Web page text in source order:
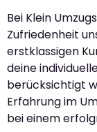
Bei Klein
Zufriedenheit
erstklassigen
deine
berücksichtigt
Erfahrung im
bei einem